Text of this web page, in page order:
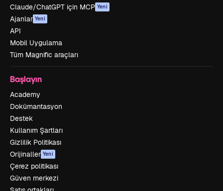
Claude/ChatGPT için MCP Yeni
Ajanlar Yeni
API
Mobil Uygulama
Tüm Magnific araçları
Başlayın
Academy
Dokümantasyon
Destek
Kullanım Şartları
Gizlilik Politikası
Orijinaller Yeni
Çerez politikası
Güven merkezi